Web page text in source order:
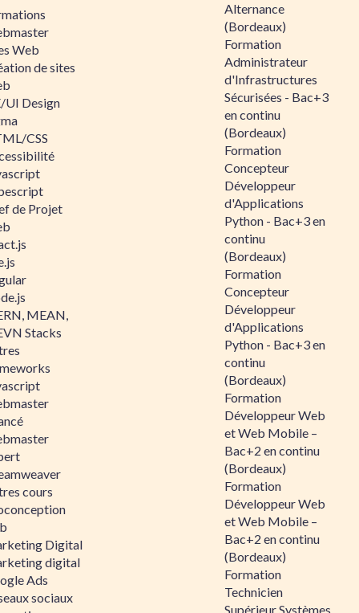
Web
de sites
UI Design
CSS
de Projet
MEAN,
Stacks
cours
Digital
digital
Ads
sociaux
Alternance
(Bordeaux)
Formation
Administrateur
d'Infrastructures
Sécurisées - Bac+3
en continu
(Bordeaux)
Formation
Concepteur
Développeur
d'Applications
Python - Bac+3 en
continu
(Bordeaux)
Formation
Concepteur
Développeur
d'Applications
Python - Bac+3 en
continu
(Bordeaux)
Formation
Développeur Web
et Web Mobile –
Bac+2 en continu
(Bordeaux)
Formation
Développeur Web
et Web Mobile –
Bac+2 en continu
(Bordeaux)
Formation
Technicien
Supérieur Systèmes